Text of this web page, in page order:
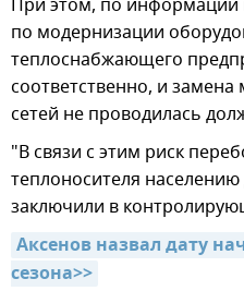
При этом, по
по модернизации
теплоснабжающего
соответственно, и
сетей не проводилась
"В связи с этим риск
теплоносителя
заключили в
Аксенов назвал дату
сезона>>